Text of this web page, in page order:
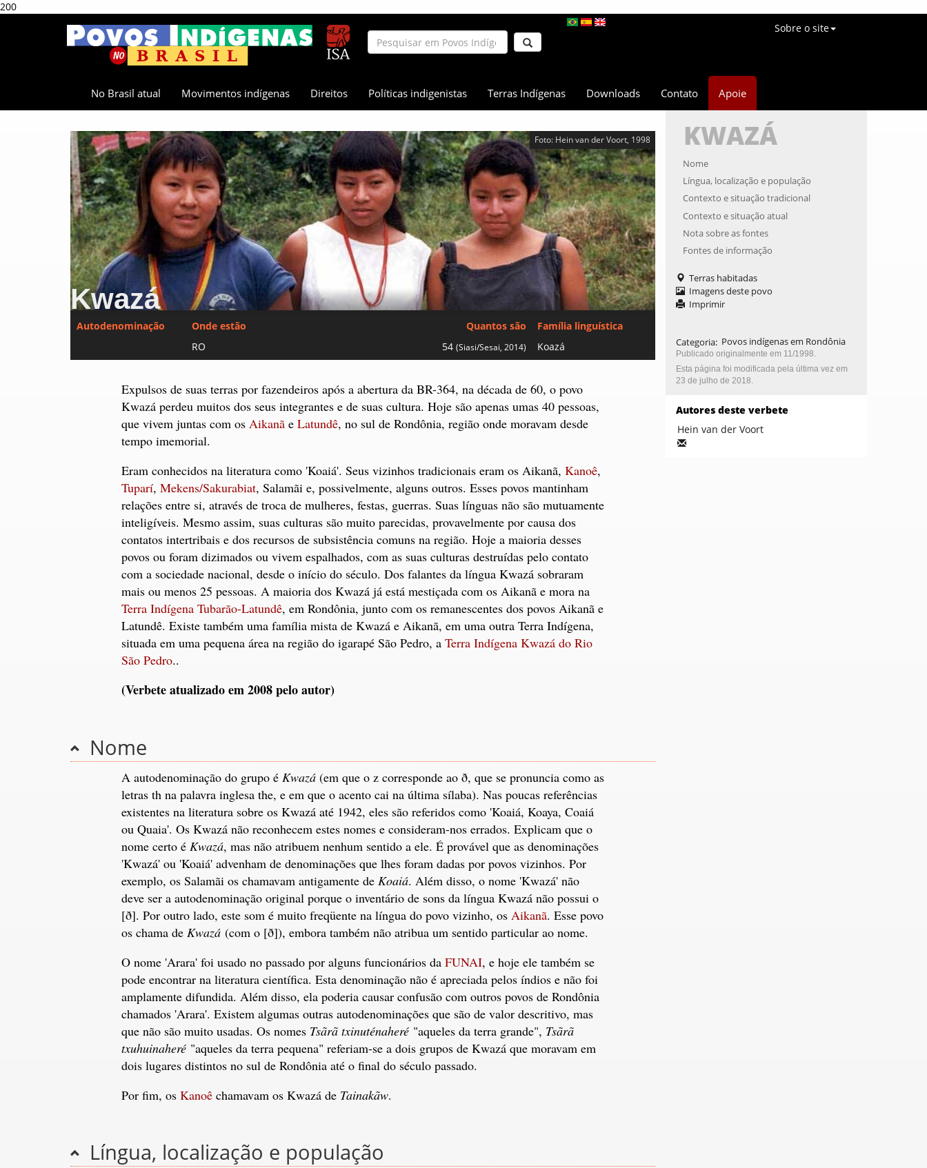
200
Sobre o site
No Brasil atual Movimentos indígenas Direitos Políticas indigenistas Terras Indígenas Downloads Contato Apoie
Foto: Hein van der Voort, 1998
Kwazá
Autodenominação Onde estão
Quantos são
RO
54(Siasi/Sesai, 2014)
Família linguística
Koazá
Expulsos de suas terras por fazendeiros após a abertura da BR-364, na década de 60, o povo
Kwazá perdeu muitos dos seus integrantes e de suas cultura. Hoje são apenas umas 40 pessoas,
que vivem juntas com os Aikanãe Latundê, no sul de Rondônia, região onde moravam desde
tempo imemorial.
Eram conhecidos na literatura como 'Koaiá'. Seus vizinhos tradicionais eram os Aikanã, Kanoê,
Tuparí, Mekens/Sakurabiat, Salamãi e, possivelmente, alguns outros. Esses povos mantinham
relações entre si, através de troca de mulheres, festas, guerras. Suas línguas não são mutuamente
inteligíveis. Mesmo assim, suas culturas são muito parecidas, provavelmente por causa dos
contatos intertribais e dos recursos de subsistência comuns na região. Hoje a maioria desses
povos ou foram dizimados ou vivem espalhados, com as suas culturas destruídas pelo contato
com a sociedade nacional, desde o início do século. Dos falantes da língua Kwazá sobraram
mais ou menos 25 pessoas. A maioria dos Kwazá já está mestiçada com os Aikanã e mora na
Terra Indígena Tubarão-Latundê, em Rondônia, junto com os remanescentes dos povos Aikanã e
Latundê. Existe também uma família mista de Kwazá e Aikanã, em uma outra Terra Indígena,
situada em uma pequena área na região do igarapé São Pedro, a Terra Indígena Kwazá do Rio
São Pedro..
(Verbete atualizado em 2008 pelo autor)
Nome
A autodenominação do grupo é Kwazá(em que o z corresponde ao ð, que se pronuncia como as
letras th na palavra inglesa the, e em que o acento cai na última sílaba). Nas poucas referências
existentes na literatura sobre os Kwazá até 1942, eles são referidos como 'Koaiá, Koaya, Coaiá
ou Quaia'. Os Kwazá não reconhecem estes nomes e consideram-nos errados. Explicam que o
nome certo é Kwazá, mas não atribuem nenhum sentido a ele. É provável que as denominações
'Kwazá' ou 'Koaiá' advenham de denominações que lhes foram dadas por povos vizinhos. Por
exemplo, os Salamãi os chamavam antigamente de Koaiá. Além disso, o nome 'Kwazá' não
deve ser a autodenominação original porque o inventário de sons da língua Kwazá não possui o
[ð]. Por outro lado, este som é muito freqüente na língua do povo vizinho, os Aikanã. Esse povo
os chama de Kwazá(com o [ð]), embora também não atribua um sentido particular ao nome.
O nome 'Arara' foi usado no passado por alguns funcionários da FUNAI, e hoje ele também se
pode encontrar na literatura científica. Esta denominação não é apreciada pelos índios e não foi
amplamente difundida. Além disso, ela poderia causar confusão com outros povos de Rondônia
chamados 'Arara'. Existem algumas outras autodenominações que são de valor descritivo, mas
que não são muito usadas. Os nomes Tsãrã txinuténaheré "aqueles da terra grande", Tsãrã
txuhuinaheré"aqueles da terra pequena" referiam-se a dois grupos de Kwazá que moravam em
dois lugares distintos no sul de Rondônia até o final do século passado.
Por fim, os Kanoêchamavam os Kwazá de Tainakãw.
Língua, localização e população
KWAZÁ
Nome
Língua, localização e população
Contexto e situação tradicional
Contexto e situação atual
Nota sobre as fontes
Fontes de informação
Terras habitadas
Imagens deste povo
Imprimir
Categoria: Povos indígenas em Rondônia
Publicado originalmente em 11/1998.
Esta página foi modificada pela última vez em
23 de julho de 2018.
Autores deste verbete
Hein van der Voort